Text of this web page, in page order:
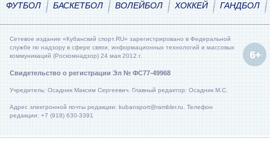
ФУТБОЛ БАСКЕТБОЛ ВОЛЕЙБОЛ ХОККЕЙ ГАНДБОЛ
Сетевое издание «Кубанский спорт.RU» зарегистрировано в Федеральной
службе по надзору в сфере связи, информационных технологий и массовых
коммуникаций (Роскомнадзор) 24 мая 2012 г.
Свидетельство о регистрации Эл № ФС77-49968
Учредитель: Осадник Максим Сергеевич. Главный редактор: Осадник М.С.
Адрес электронной почты редакции: kubansport@rambler.ru. Телефон
редакции: +7 (918) 630-3391